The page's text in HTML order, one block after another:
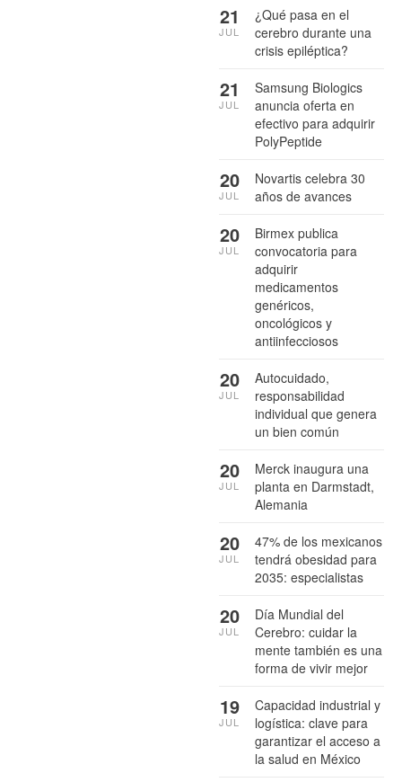
¿Qué pasa en el
cerebro durante una
crisis epiléptica?
21
JUL
Samsung Biologics
anuncia oferta en
efectivo para adquirir
PolyPeptide
21
JUL
Novartis celebra 30
años de avances
20
JUL
Birmex publica
convocatoria para
adquirir
medicamentos
genéricos,
oncológicos y
antiinfecciosos
20
JUL
Autocuidado,
responsabilidad
individual que genera
un bien común
20
JUL
Merck inaugura una
planta en Darmstadt,
Alemania
20
JUL
47% de los mexicanos
tendrá obesidad para
2035: especialistas
20
JUL
Día Mundial del
Cerebro: cuidar la
mente también es una
forma de vivir mejor
20
JUL
Capacidad industrial y
logística: clave para
garantizar el acceso a
la salud en México
19
JUL